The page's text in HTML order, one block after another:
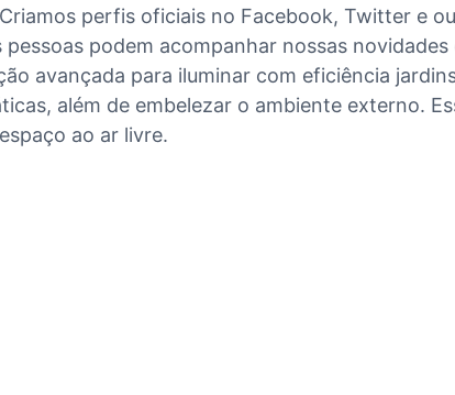
perfis oficiais no Facebook, Twitter e
podem acompanhar nossas
avançada para iluminar com eficiência
além de embelezar o ambiente externo.
ao ar livre.